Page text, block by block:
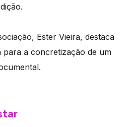
Ester Vieira, destaca
para a concretização de um